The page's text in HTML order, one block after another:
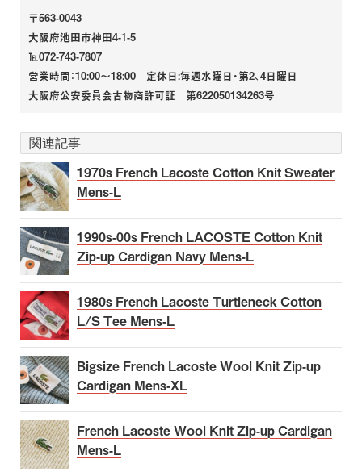
〒563-0043
大阪府池田市神田4-1-5
℡072-743-7807
営業時間：10:00～18:00 定休日:毎週水曜日・第2、4日曜日
大阪府公安委員会古物商許可証 第622050134263号
関連記事
1970s French Lacoste Cotton Knit Sweater
Mens-L
1990s-00s French LACOSTE Cotton Knit
Zip-up Cardigan Navy Mens-L
1980s French Lacoste Turtleneck Cotton
L/S Tee Mens-L
Bigsize French Lacoste Wool Knit Zip-up
Cardigan Mens-XL
French Lacoste Wool Knit Zip-up Cardigan
Mens-L